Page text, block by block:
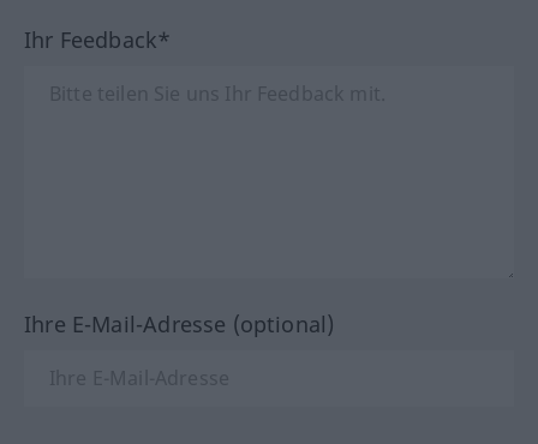
Ihr Feedback*
Ihre E-Mail-Adresse (optional)